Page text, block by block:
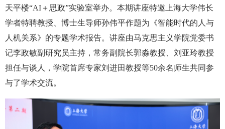
天平楼“AI＋思政”实验室举办。本期讲座特邀上海大学伟长
学者特聘教授、博士生导师孙伟平作题为《智能时代的人与
人机关系》的专题学术报告。讲座由马克思主义学院党委书
记李政敏副研究员主持，常务副院长郭淼教授、刘亚玲教授
担任与谈人，学院首席专家刘进田教授等50余名师生共同参
与了学术交流。